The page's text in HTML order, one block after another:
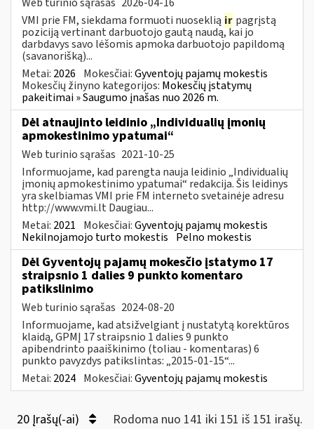
VMI prie FM, siekdama formuoti nuoseklią ir pagrįstą
poziciją vertinant darbuotojo gautą naudą, kai jo
darbdavys savo lėšomis apmoka darbuotojo papildomą
(savanorišką)...
Metai: 2026 Mokesčiai:Gyventojų pajamų mokestis
Mokesčių žinyno kategorijos: Mokesčių įstatymų
pakeitimai » Saugumo įnašas nuo 2026 m.
Dėl atnaujinto leidinio „Individualių įmonių
apmokestinimo ypatumai“
Web turinio sąrašas 2021-10-25
Informuojame, kad parengta nauja leidinio „Individualių
įmonių apmokestinimo ypatumai“ redakcija. Šis leidinys
yra skelbiamas VMI prie FM interneto svetainėje adresu
http://www.vmi.lt Daugiau...
Metai: 2021 Mokesčiai:Gyventojų pajamų mokestis
Nekilnojamojo turto mokestis Pelno mokestis
Dėl Gyventojų pajamų mokesčio įstatymo 17
straipsnio 1 dalies 9 punkto komentaro
patikslinimo
Web turinio sąrašas 2024-08-20
Informuojame, kad atsižvelgiant į nustatytą korektūros
klaidą, GPMĮ 17 straipsnio 1 dalies 9 punkto
apibendrinto paaiškinimo (toliau - komentaras) 6
punkto pavyzdys patikslintas: „2015-01-15“...
Metai: 2024 Mokesčiai:Gyventojų pajamų mokestis
20 Įrašų(-ai) Rodoma nuo 141 iki 151 iš 151 irašų.